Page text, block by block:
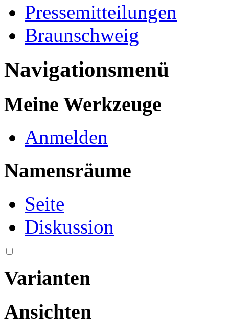
Pressemitteilungen
Braunschweig
Navigationsmenü
Meine Werkzeuge
Anmelden
Namensräume
Seite
Diskussion
Varianten
Ansichten